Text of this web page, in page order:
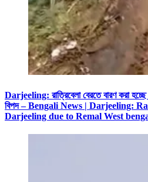
Darjeeling: রাত্রিবেলা বেরতে বারণ করা হচ্ছে
বিপদ – Bengali News | Darjeeling:
Darjeeling due to Remal West